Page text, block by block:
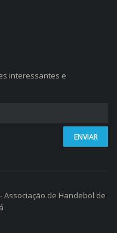
interessantes e
Associação de Handebol de